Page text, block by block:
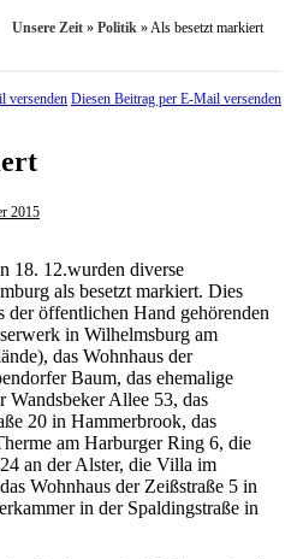
Unsere Zeit » Politik »Als besetzt markiert
Diesen Beitrag per E-Mail versenden
2015
18. 12.wurden diverse
als besetzt markiert. Dies
öffentlichen Hand gehörenden
in Wilhelmsburg am
das Wohnhaus der
Baum, das ehemalige
Wandsbeker Allee 53, das
20 in Hammerbrook, das
am Harburger Ring 6, die
an der Alster, die Villa im
Wohnhaus der Zeißstraße 5 in
in der Spaldingstraße in